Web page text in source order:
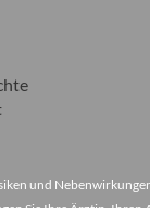
und